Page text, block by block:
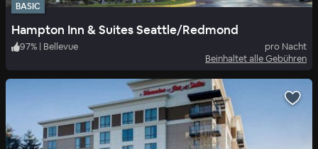
BASIC
Hampton Inn & Suites Seattle/Redmond
97% | Bellevue
pro Nacht
Beinhaltet alle Gebühren